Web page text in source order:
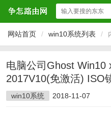
网站首页 / win10系统列表 /
电脑公司Ghost Win10
2017V10(免激活) ISO
win10系统 2018-11-07